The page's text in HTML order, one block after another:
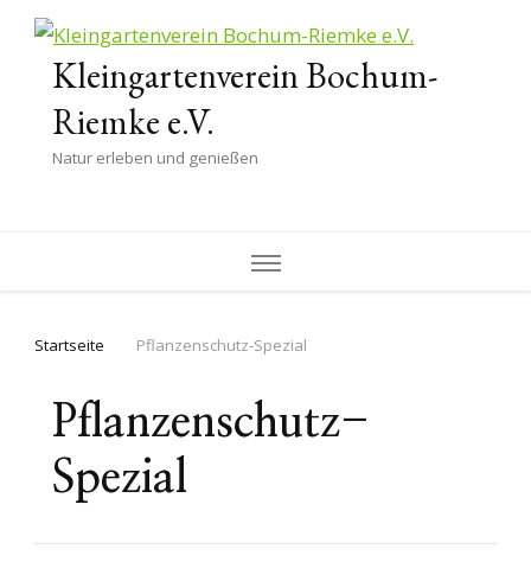
Kleingartenverein Bochum-
Riemke e.V.
Natur erleben und genießen
Startseite Pflanzenschutz-Spezial
Pflanzenschutz-
Spezial